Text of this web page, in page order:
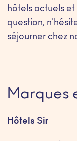
hôtels actuels et
question,
séjourner chez
Marques
Hôtels Sir